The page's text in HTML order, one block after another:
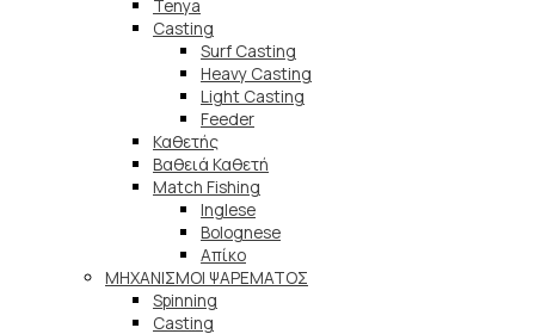
Tenya
Casting
Surf Casting
Heavy Casting
Light Casting
Feeder
Καθετής
Βαθειά Καθετή
Match Fishing
Inglese
Bolognese
Απίκο
ΜΗΧΑΝΙΣΜΟΙ ΨΑΡΕΜΑΤΟΣ
Spinning
Casting